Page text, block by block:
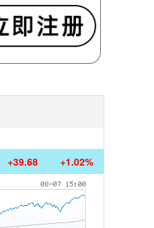
+39.68 +1.02%